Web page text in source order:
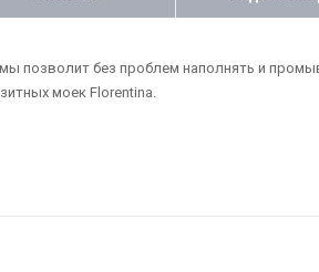
позволит без проблем наполнять и
моек Florentina.